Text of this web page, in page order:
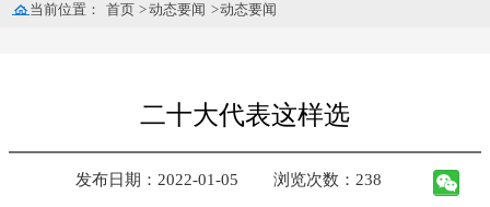
当前位置： 首页 >动态要闻 >动态要闻
二十大代表这样选
发布日期：2022-01-05 浏览次数：238